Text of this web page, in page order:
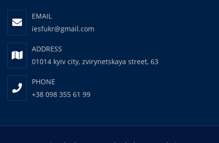
EMAIL
iesfukr@gmail.com
ADDRESS
01014 kyiv city, zvirynetskaya street, 63
PHONE
+38 098 355 61 99